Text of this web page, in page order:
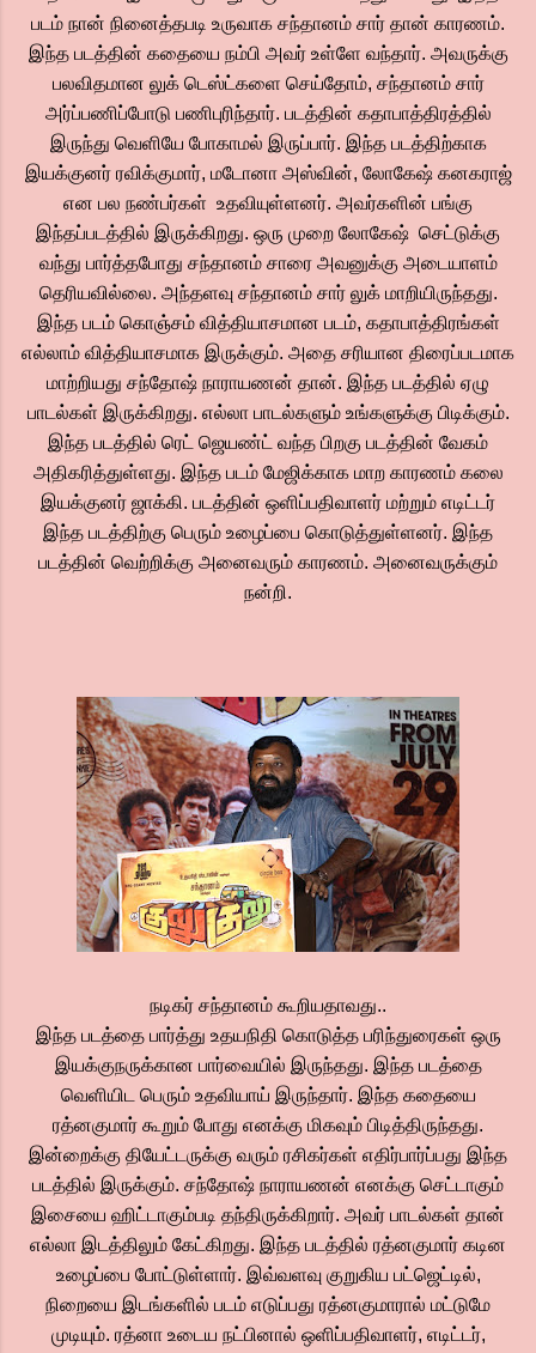
படம் நான் நினைத்தபடி உருவாக சந்தானம் சார் தான் காரணம்.
இந்த படத்தின் கதையை நம்பி அவர் உள்ளே வந்தார். அவருக்கு
பலவிதமான லுக் டெஸ்ட்களை செய்தோம், சந்தானம் சார்
அர்ப்பணிப்போடு பணிபுரிந்தார். படத்தின் கதாபாத்திரத்தில்
இருந்து வெளியே போகாமல் இருப்பார். இந்த படத்திற்காக
இயக்குனர் ரவிக்குமார், மடோனா அஸ்வின், லோகேஷ் கனகராஜ்
என பல நண்பர்கள் உதவியுள்ளனர். அவர்களின் பங்கு
இந்தப்படத்தில் இருக்கிறது. ஒரு முறை லோகேஷ் செட்டுக்கு
வந்து பார்த்தபோது சந்தானம் சாரை அவனுக்கு அடையாளம்
தெரியவில்லை. அந்தளவு சந்தானம் சார் லுக் மாறியிருந்தது.
இந்த படம் கொஞ்சம் வித்தியாசமான படம், கதாபாத்திரங்கள்
எல்லாம் வித்தியாசமாக இருக்கும். அதை சரியான திரைப்படமாக
மாற்றியது சந்தோஷ் நாராயணன் தான். இந்த படத்தில் ஏழு
பாடல்கள் இருக்கிறது. எல்லா பாடல்களும் உங்களுக்கு பிடிக்கும்.
இந்த படத்தில் ரெட் ஜெயண்ட் வந்த பிறகு படத்தின் வேகம்
அதிகரித்துள்ளது. இந்த படம் மேஜிக்காக மாற காரணம் கலை
இயக்குனர் ஜாக்கி. படத்தின் ஒளிப்பதிவாளர் மற்றும் எடிட்டர்
இந்த படத்திற்கு பெரும் உழைப்பை கொடுத்துள்ளனர். இந்த
படத்தின் வெற்றிக்கு அனைவரும் காரணம். அனைவருக்கும்
நன்றி.
நடிகர் சந்தானம் கூறியதாவது..
இந்த படத்தை பார்த்து உதயநிதி கொடுத்த பரிந்துரைகள் ஒரு
இயக்குநருக்கான பார்வையில் இருந்தது. இந்த படத்தை
வெளியிட பெரும் உதவியாய் இருந்தார். இந்த கதையை
ரத்னகுமார் கூறும் போது எனக்கு மிகவும் பிடித்திருந்தது.
இன்றைக்கு தியேட்டருக்கு வரும் ரசிகர்கள் எதிர்பார்ப்பது இந்த
படத்தில் இருக்கும். சந்தோஷ் நாராயணன் எனக்கு செட்டாகும்
இசையை ஹிட்டாகும்படி தந்திருக்கிறார். அவர் பாடல்கள் தான்
எல்லா இடத்திலும் கேட்கிறது. இந்த படத்தில் ரத்னகுமார் கடின
உழைப்பை போட்டுள்ளார். இவ்வளவு குறுகிய பட்ஜெட்டில்,
நிறையை இடங்களில் படம் எடுப்பது ரத்னகுமாரால் மட்டுமே
முடியும். ரத்னா உடைய நட்பினால் ஒளிப்பதிவாளர், எடிட்டர்,